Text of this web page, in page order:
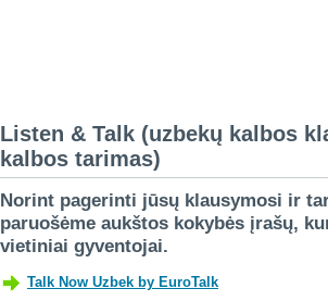
Listen & Talk (uzbekų kalbos
kalbos tarimas)
Norint pagerinti jūsų klausymosi ir
paruošėme aukštos kokybės įrašų,
vietiniai gyventojai.